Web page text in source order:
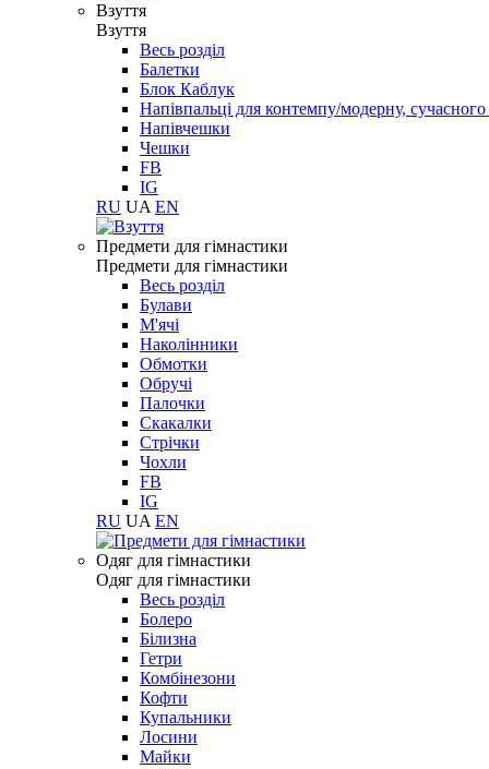
Взуття
Взуття
Весь розділ
Балетки
Блок Каблук
Напівпальці для контемпу/модерну,
Напівчешки
Чешки
FB
IG
RU UA EN
Предмети для гімнастики
Предмети для гімнастики
Весь розділ
Булави
М'ячі
Наколінники
Обмотки
Обручі
Палочки
Скакалки
Стрічки
Чохли
FB
IG
RU UA EN
Одяг для гімнастики
Одяг для гімнастики
Весь розділ
Болеро
Білизна
Гетри
Комбінезони
Кофти
Купальники
Лосини
Майки